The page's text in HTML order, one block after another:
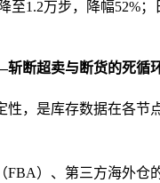
至1.2万步，降幅52%
断超卖与断货的死循
性，是库存数据在各节
FBA）、第三方海外仓